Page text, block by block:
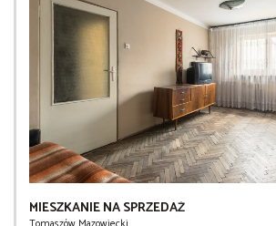
MIESZKANIE NA SPRZEDAŻ